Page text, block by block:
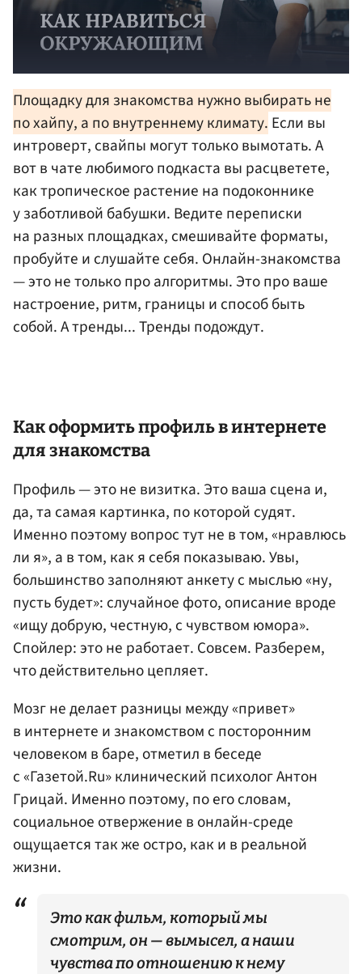
Площадку для знакомства нужно выбирать не
по хайпу, а по внутреннему климату. Если вы
интроверт, свайпы могут только вымотать. А
вот в чате любимого подкаста вы расцветете,
как тропическое растение на подоконнике
у заботливой бабушки. Ведите переписки
на разных площадках, смешивайте форматы,
пробуйте и слушайте себя. Онлайн-знакомства
— это не только про алгоритмы. Это про ваше
настроение, ритм, границы и способ быть
собой. А тренды... Тренды подождут.
Как оформить профиль в интернете
для знакомства
Профиль — это не визитка. Это ваша сцена и,
да, та самая картинка, по которой судят.
Именно поэтому вопрос тут не в том, «нравлюсь
ли я», а в том, как я себя показываю. Увы,
большинство заполняют анкету с мыслью «ну,
пусть будет»: случайное фото, описание вроде
«ищу добрую, честную, с чувством юмора».
Спойлер: это не работает. Совсем. Разберем,
что действительно цепляет.
Мозг не делает разницы между «привет»
в интернете и знакомством с посторонним
человеком в баре, отметил в беседе
с «Газетой.Ru» клинический психолог Антон
Грицай. Именно поэтому, по его словам,
социальное отвержение в онлайн-среде
ощущается так же остро, как и в реальной
жизни.
Это как фильм, который мы
смотрим, он — вымысел, а наши
чувства по отношению к нему